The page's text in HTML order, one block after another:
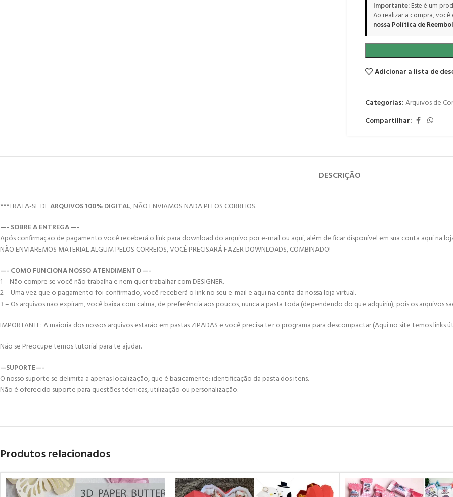
Importante:Este é um
Ao realizar a compra,
nossa Política de
Adicionar a lista de
Categorias:Arquivos de
Compartilhar:
DESCRIÇÃO
***TRATA-SE DEARQUIVOS 100% DIGITAL, NÃO ENVIAMOS NADA PELOS CORREIOS.
—- SOBRE A ENTREGA —-
Após confirmação de pagamento você receberá o link para download do arquivo por e-mail ou aqui, além de ficar disponível em sua conta aqui na
NÃO ENVIAREMOS MATERIAL ALGUM PELOS CORREIOS, VOCÊ PRECISARÁ FAZER DOWNLOADS, COMBINADO!
—- COMO FUNCIONA NOSSO ATENDIMENTO —-
1 – Não compre se você não trabalha e nem quer trabalhar com DESIGNER.
2 – Uma vez que o pagamento foi confirmado, você receberá o link no seu e-mail e aqui na conta da nossa loja virtual.
3 – Os arquivos não expiram, você baixa com calma, de preferência aos poucos, nunca a pasta toda (dependendo do que adquiriu), pois os arquivos
IMPORTANTE: A maioria dos nossos arquivos estarão em pastas ZIPADAS e você precisa ter o programa para descompactar (Aqui no site temos
Não se Preocupe temos tutorial para te ajudar.
—SUPORTE—-
O nosso suporte se delimita a apenas localização, que é basicamente: identificação da pasta dos itens.
Não é oferecido suporte para questões técnicas, utilização ou personalização.
Produtos relacionados